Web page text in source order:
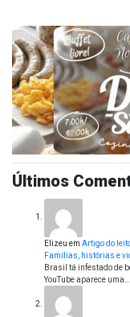
Últimos
Elizeu em Artigo do
Famílias, histórias e
Brasil tá infestado de
YouTube aparece uma…